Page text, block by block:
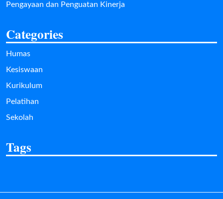
Pengayaan dan Penguatan Kinerja
Categories
Humas
Kesiswaan
Kurikulum
Pelatihan
Sekolah
Tags